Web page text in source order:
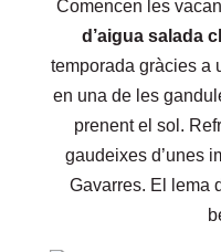
Comencen les
d’aigua salada
temporada gràcies a
en una de les
prenent el sol.
gaudeixes d’unes
Gavarres. El lema